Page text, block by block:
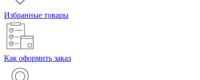
Избранные товары
Как оформить заказ